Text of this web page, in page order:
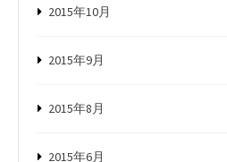
2015年10月
2015年9月
2015年8月
2015年6月